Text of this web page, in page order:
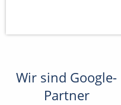
Wir sind Google-
Partner